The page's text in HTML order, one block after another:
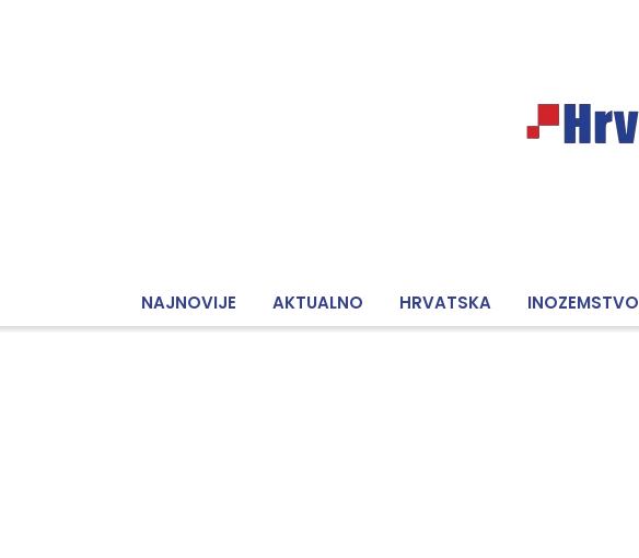
NAJNOVIJE AKTUALNO HRVATSKA INOZEMSTVO